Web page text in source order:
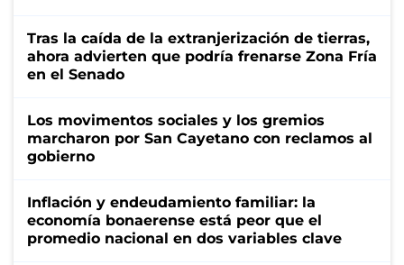
Tras la caída de la extranjerización de tierras,
ahora advierten que podría frenarse Zona Fría
en el Senado
Los movimentos sociales y los gremios
marcharon por San Cayetano con reclamos al
gobierno
Inflación y endeudamiento familiar: la
economía bonaerense está peor que el
promedio nacional en dos variables clave